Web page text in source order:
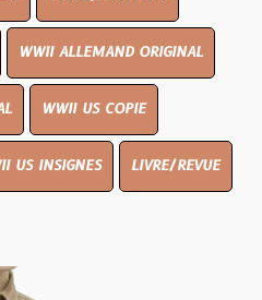
WWII ALLEMAND ORIGINAL
WWII US COPIE
US INSIGNES LIVRE/REVUE